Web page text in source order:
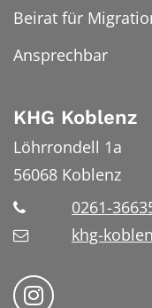
Beirat für
Ansprechbar
KHG Koblenz
Löhrrondell 1a
56068 Koblenz
0261-
khg-
Bistum